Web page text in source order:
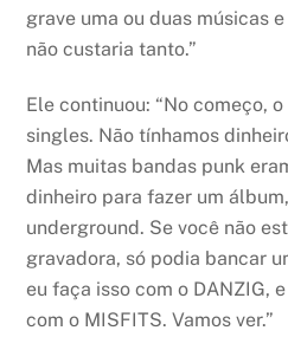
grave uma ou duas músicas
não custaria tanto.”
Ele continuou: “No começo,
singles. Não tínhamos
Mas muitas bandas punk
dinheiro para fazer um
underground. Se você não
gravadora, só podia bancar
eu faça isso com o DANZIG,
com o MISFITS. Vamos ver.”